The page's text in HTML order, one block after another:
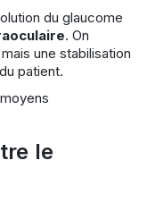
du glaucome
. On
une stabilisation
patient.
le